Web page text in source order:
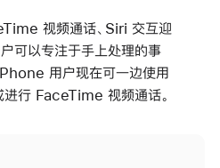
视频通话、Siri 交互迎
可以专注于手上处理的事
用户现在可一边使用
行 FaceTime 视频通话。